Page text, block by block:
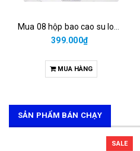
399.000₫
MUA HÀNG
SẢN PHẨM BÁN CHẠY
SALE